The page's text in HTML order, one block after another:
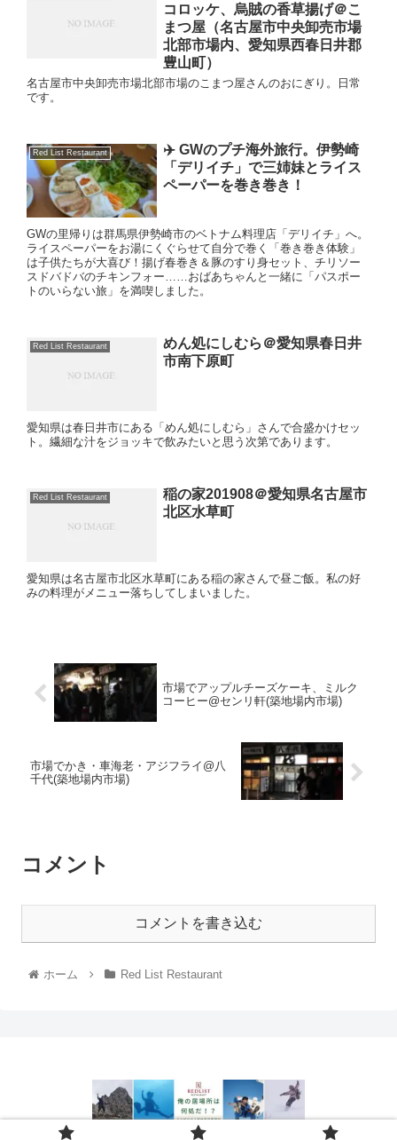
コロッケ、烏賊の香草揚げ＠こ
まつ屋（名古屋市中央卸売市場
北部市場内、愛知県西春日井郡
豊山町）
名古屋市中央卸売市場北部市場のこまつ屋さんのおにぎり。日常
です。
Red List Restaurant
✈️ GWのプチ海外旅行。伊勢崎
「デリイチ」で三姉妹とライス
ペーパーを巻き巻き！
GWの里帰りは群馬県伊勢崎市のベトナム料理店「デリイチ」へ。
ライスペーパーをお湯にくぐらせて自分で巻く「巻き巻き体験」
は子供たちが大喜び！揚げ春巻き＆豚のすり身セット、チリソー
スドバドバのチキンフォー……おばあちゃんと一緒に「パスポー
トのいらない旅」を満喫しました。
Red List Restaurant
めん処にしむら＠愛知県春日井
市南下原町
愛知県は春日井市にある「めん処にしむら」さんで合盛かけセッ
ト。繊細な汁をジョッキで飲みたいと思う次第であります。
Red List Restaurant
稲の家201908＠愛知県名古屋市
北区水草町
愛知県は名古屋市北区水草町にある稲の家さんで昼ご飯。私の好
みの料理がメニュー落ちしてしまいました。
市場でアップルチーズケーキ、ミルク
コーヒー@センリ軒(築地場内市場)
市場でかき・車海老・アジフライ@八
千代(築地場内市場)
コメント
コメントを書き込む
ホーム Red List Restaurant